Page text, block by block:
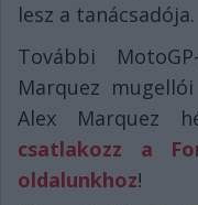
lesz a tanácsadója.
További
Marquez
Alex Marquez
csatlakozz a
oldalunkhoz!